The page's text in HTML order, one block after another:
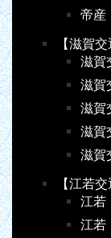
帝産
【滋賀
滋賀
滋賀
滋賀
滋賀
滋賀
【江若交
江若
江若